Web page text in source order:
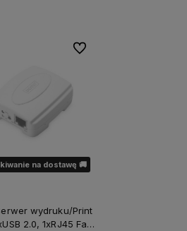
na dostawę 🚚
wydruku/Print
2.0, 1xRJ45 Fast
Do ulubionych